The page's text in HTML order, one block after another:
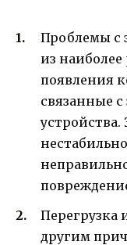
Проблемы с
из
появления
связанные
Перегрузка
другим